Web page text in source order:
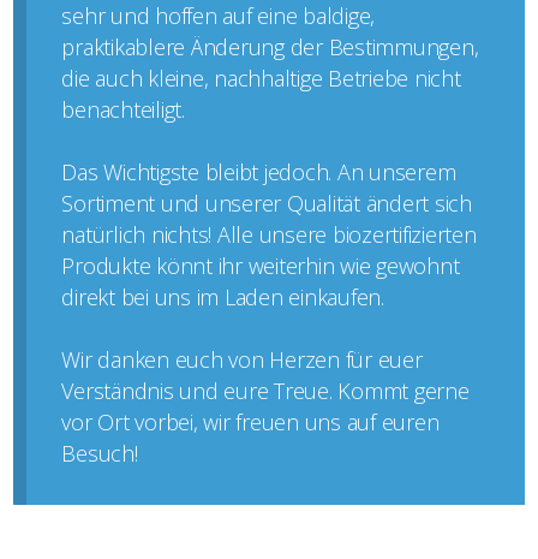
sehr und hoffen auf eine baldige,
praktikablere Änderung der Bestimmungen,
die auch kleine, nachhaltige Betriebe nicht
benachteiligt.
Das Wichtigste bleibt jedoch. An unserem
Sortiment und unserer Qualität ändert sich
natürlich nichts! Alle unsere biozertifizierten
Produkte könnt ihr weiterhin wie gewohnt
direkt bei uns im Laden einkaufen.
Wir danken euch von Herzen für euer
Verständnis und eure Treue. Kommt gerne
vor Ort vorbei, wir freuen uns auf euren
Besuch!